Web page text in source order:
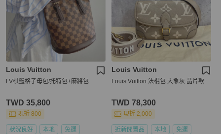
Louis Vuitton
LV棋盤格子母包/托特包+麻將包
TWD 35,800
現折 800
狀況良好 本地 免運
Louis Vuitton
Louis Vuitton 法棍包 大象灰 晶片款
TWD 78,300
現折 2,000
近新閒置品 本地 免運